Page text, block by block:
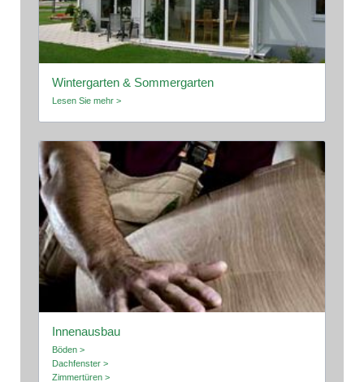
Wintergarten & Sommergarten
Lesen Sie mehr >
Innenausbau
Böden >
Dachfenster >
Zimmertüren >